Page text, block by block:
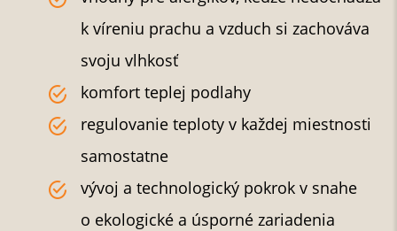
k víreniu prachu a vzduch si zachováva
svoju vlhkosť
komfort teplej podlahy
regulovanie teploty v každej miestnosti
samostatne
vývoj a technologický pokrok v snahe
o ekologické a úsporné zariadenia